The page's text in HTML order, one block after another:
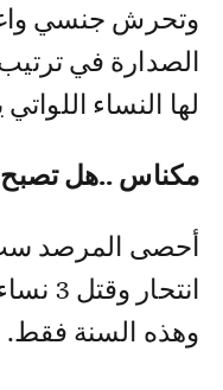
وتحرش جنسي
الصدارة في
لها النساء اللواتي
مكناس ..هل تصبح
أحصى المرصد ست
وهذه السنة فقط.